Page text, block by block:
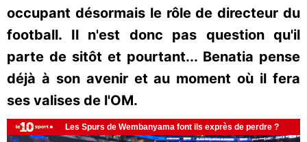
occupant désormais le rôle de directeur du
football. Il n'est donc pas question qu'il
parte de sitôt et pourtant... Benatia pense
déjà à son avenir et au moment où il fera
ses valises de l'OM.